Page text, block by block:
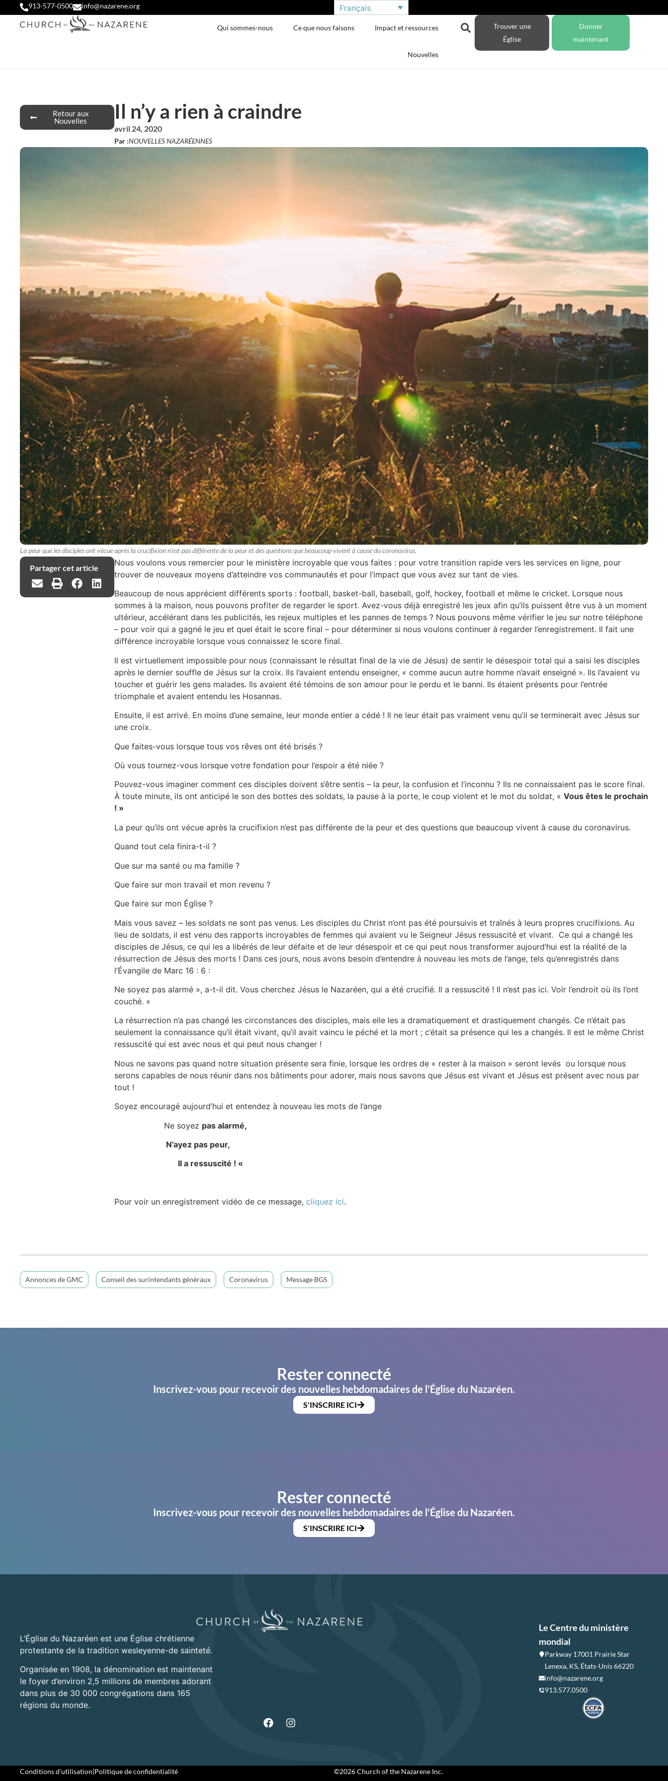
913-577-0500 info@nazarene.org Français
Qui sommes-nous Ce que nous faisons Impact et ressources
Nouvelles
Trouver une
Église
Donner
maintenant
Retour aux
Nouvelles
Il n’y a rien à craindre
avril 24, 2020
Par :NOUVELLES NAZARÉENNES
La peur que les disciples ont vécue après la crucifixion n'est pas différente de la peur et des questions que beaucoup vivent à cause du coronavirus.
Partager cet article
Nous voulons vous remercier pour le ministère incroyable que vous faites : pour votre transition rapide vers les services en ligne, pour
trouver de nouveaux moyens d’atteindre vos communautés et pour l’impact que vous avez sur tant de vies.
Beaucoup de nous apprécient différents sports : football, basket-ball, baseball, golf, hockey, football et même le cricket. Lorsque nous
sommes à la maison, nous pouvons profiter de regarder le sport. Avez-vous déjà enregistré les jeux afin qu’ils puissent être vus à un moment
ultérieur, accélérant dans les publicités, les rejeux multiples et les pannes de temps ? Nous pouvons même vérifier le jeu sur notre téléphone
– pour voir qui a gagné le jeu et quel était le score final – pour déterminer si nous voulons continuer à regarder l’enregistrement. Il fait une
différence incroyable lorsque vous connaissez le score final.
Il est virtuellement impossible pour nous (connaissant le résultat final de la vie de Jésus) de sentir le désespoir total qui a saisi les disciples
après le dernier souffle de Jésus sur la croix. Ils l’avaient entendu enseigner, « comme aucun autre homme n’avait enseigné ». Ils l’avaient vu
toucher et guérir les gens malades. Ils avaient été témoins de son amour pour le perdu et le banni. Ils étaient présents pour l’entrée
triomphale et avaient entendu les Hosannas.
Ensuite, il est arrivé. En moins d’une semaine, leur monde entier a cédé ! Il ne leur était pas vraiment venu qu’il se terminerait avec Jésus sur
une croix.
Que faites-vous lorsque tous vos rêves ont été brisés ?
Où vous tournez-vous lorsque votre fondation pour l’espoir a été niée ?
Pouvez-vous imaginer comment ces disciples doivent s’être sentis – la peur, la confusion et l’inconnu ? Ils ne connaissaient pas le score final.
À toute minute, ils ont anticipé le son des bottes des soldats, la pause à la porte, le coup violent et le mot du soldat, « Vous êtes le prochain
! »
La peur qu’ils ont vécue après la crucifixion n’est pas différente de la peur et des questions que beaucoup vivent à cause du coronavirus.
Quand tout cela finira-t-il ?
Que sur ma santé ou ma famille ?
Que faire sur mon travail et mon revenu ?
Que faire sur mon Église ?
Mais vous savez – les soldats ne sont pas venus. Les disciples du Christ n’ont pas été poursuivis et traînés à leurs propres crucifixions. Au
lieu de soldats, il est venu des rapports incroyables de femmes qui avaient vu le Seigneur Jésus ressuscité et vivant. Ce qui a changé les
disciples de Jésus, ce qui les a libérés de leur défaite et de leur désespoir et ce qui peut nous transformer aujourd’hui est la réalité de la
résurrection de Jésus des morts ! Dans ces jours, nous avons besoin d’entendre à nouveau les mots de l’ange, tels qu’enregistrés dans
l’Évangile de Marc 16 : 6 :
Ne soyez pas alarmé », a-t-il dit. Vous cherchez Jésus le Nazaréen, qui a été crucifié. Il a ressuscité ! Il n’est pas ici. Voir l’endroit où ils l’ont
couché. «
La résurrection n’a pas changé les circonstances des disciples, mais elle les a dramatiquement et drastiquement changés. Ce n’était pas
seulement la connaissance qu’il était vivant, qu’il avait vaincu le péché et la mort ; c’était sa présence qui les a changés. Il est le même Christ
ressuscité qui est avec nous et qui peut nous changer !
Nous ne savons pas quand notre situation présente sera finie, lorsque les ordres de « rester à la maison » seront levés ou lorsque nous
serons capables de nous réunir dans nos bâtiments pour adorer, mais nous savons que Jésus est vivant et Jésus est présent avec nous par
tout !
Soyez encouragé aujourd’hui et entendez à nouveau les mots de l’ange
Ne soyez pas alarmé,
N’ayez pas peur,
Il a ressuscité ! «
Pour voir un enregistrement vidéo de ce message, cliquez ici.
Annonces de GMC Conseil des surintendants généraux Coronavirus Message BGS
Rester connecté
Inscrivez-vous pour recevoir des nouvelles hebdomadaires de l'Église du Nazaréen.
S'INSCRIRE ICI
Rester connecté
Inscrivez-vous pour recevoir des nouvelles hebdomadaires de l'Église du Nazaréen.
S'INSCRIRE ICI
L’Église du Nazaréen est une Église chrétienne
protestante de la tradition wesleyenne-de sainteté.
Organisée en 1908, la dénomination est maintenant
le foyer d’environ 2,5 millions de membres adorant
dans plus de 30 000 congrégations dans 165
régions du monde.
Le Centre du ministère
mondial
Parkway 17001 Prairie Star
Lenexa, KS, États-Unis 66220
info@nazarene.org
913.577.0500
Conditions d'utilisation|Politique de confidentialité ©2026 Church of the Nazarene Inc.